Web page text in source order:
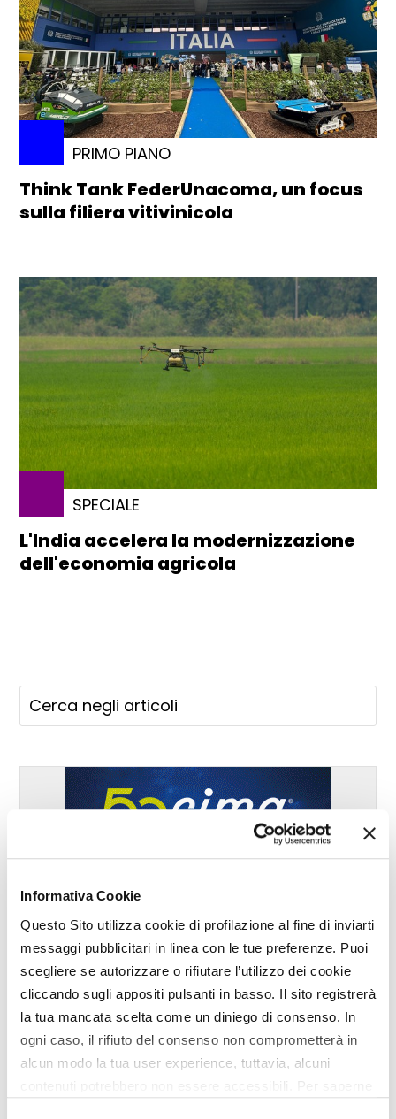
Informativa Cookie
Questo Sito utilizza cookie di profilazione al fine di inviarti
messaggi pubblicitari in linea con le tue preferenze. Puoi
scegliere se autorizzare o rifiutare l’utilizzo dei cookie
cliccando sugli appositi pulsanti in basso. Il sito registrerà
la tua mancata scelta come un diniego di consenso. In
ogni caso, il rifiuto del consenso non comprometterà in
alcun modo la tua user experience, tuttavia, alcuni
PRIMO PIANO
Think Tank FederUnacoma, un focus
sulla filiera vitivinicola
SPECIALE
L'India accelera la modernizzazione
dell'economia agricola